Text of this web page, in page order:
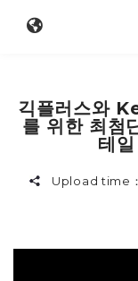
긱플러스와
를 위한 최첨
테
Upload time：